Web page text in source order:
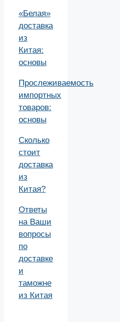
«Белая»
доставка
из
Китая:
основы
Прослеживаемость
импортных
товаров:
основы
Сколько
стоит
доставка
из
Китая?
Ответы
на Ваши
вопросы
по
доставке
и
таможне
из Китая